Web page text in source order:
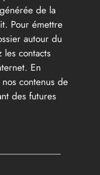
de la
Pour émettre
autour du
contacts
En
contenus de
des futures